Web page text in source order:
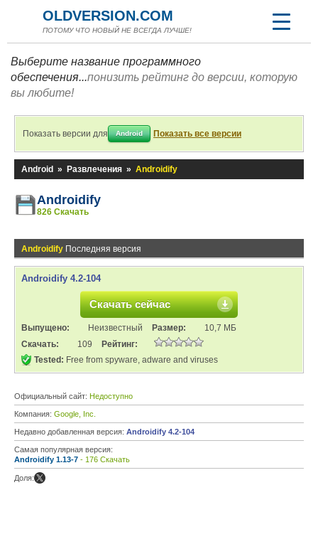
OLDVERSION.COM
ПОТОМУ ЧТО НОВЫЙ НЕ ВСЕГДА ЛУЧШЕ!
Выберите название программного
обеспечения...понизить рейтинг до версии, которую
вы любите!
Показать версии для Android Показать все версии
Android » Развлечения » Androidify
Androidify
826 Скачать
Androidify Последняя версия
Androidify 4.2-104
Скачать сейчас
Выпущено: Неизвестный Размер:
10,7 МБ
Скачать:
109
Рейтинг:
Tested: Free from spyware, adware and viruses
Официальный сайт: Недоступно
Компания: Google, Inc.
Недавно добавленная версия: Androidify 4.2-104
Самая популярная версия:
Androidify 1.13-7 - 176 Скачать
Доля: